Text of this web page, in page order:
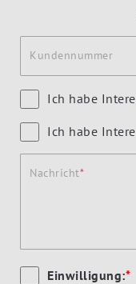
Kundennummer
Ich habe
Ich habe
Nachricht
Einwilligung:*